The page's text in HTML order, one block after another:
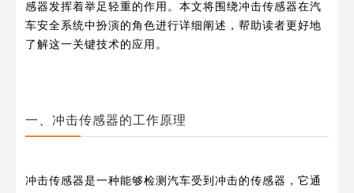
感器发挥着举足轻重的作用。本文将围绕冲击传感器在汽
车安全系统中扮演的角色进行详细阐述，帮助读者更好地
了解这一关键技术的应用。
一、冲击传感器的工作原理
冲击传感器是一种能够检测汽车受到冲击的传感器，它通